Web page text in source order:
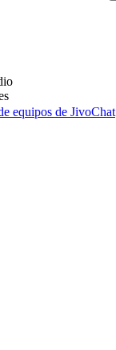
equipos de JivoChat